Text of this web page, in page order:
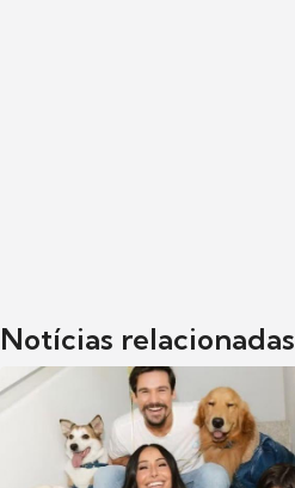
Notícias relacionadas